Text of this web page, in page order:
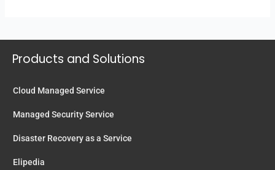
Products and Solutions
Cloud Managed Service
Managed Security Service
Disaster Recovery as a Service
Elipedia